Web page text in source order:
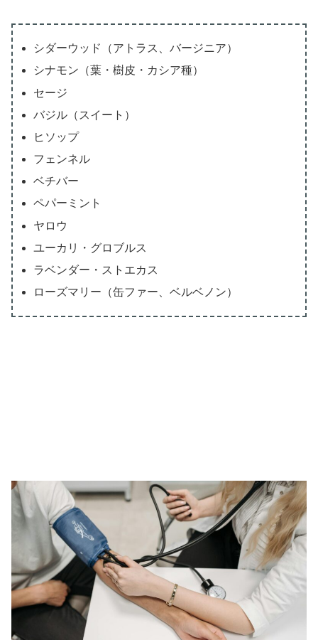
シダーウッド（アトラス、バージニア）
シナモン（葉・樹皮・カシア種）
セージ
バジル（スイート）
ヒソップ
フェンネル
ベチバー
ペパーミント
ヤロウ
ユーカリ・グロブルス
ラベンダー・ストエカス
ローズマリー（缶ファー、ベルベノン）